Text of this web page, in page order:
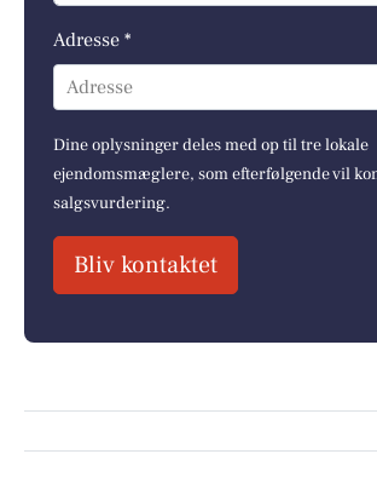
Adresse *
Adresse
Dine oplysninger deles med op til tre lokale
ejendomsmæglere, som efterfølgende vil
salgsvurdering.
Bliv kontaktet